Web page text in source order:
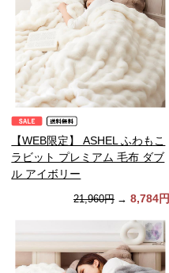
【WEB限定】 ASHEL ふわもこ
ラビット プレミアム 毛布 ダブ
ル アイボリー
21,960円 → 8,784円